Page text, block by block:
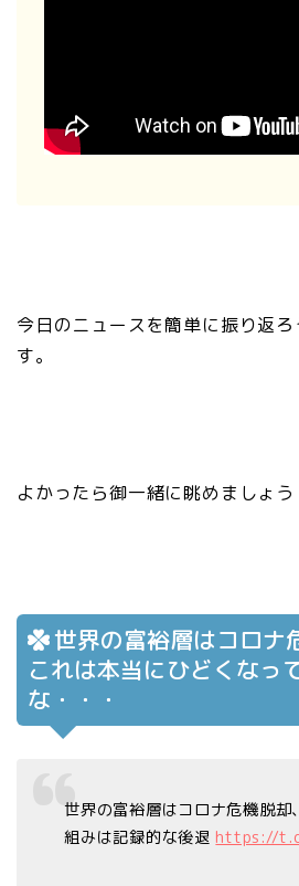
今日のニュースを簡単に振り返
す。
よかったら御一緒に眺めましょう
世界の富裕層はコロ
これは本当にひどくなっ
な・・・
世界の富裕層はコロナ危機脱却
組みは記録的な後退 https://